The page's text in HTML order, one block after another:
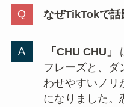
なぜTikTokで話
「CHU CHU」
フレーズと、ダ
わせやすいノリ
になりました。